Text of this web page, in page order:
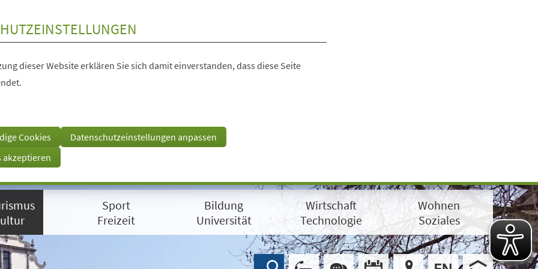
dieser Website erklären Sie sich damit einverstanden, dass diese Seite
Cookies
Datenschutzeinstellungen anpassen
akzeptieren
Sport
Freizeit
Bildung
Universität
Wirtschaft
Technologie
Wohnen
Soziales